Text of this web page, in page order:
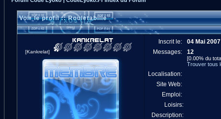
Voir le profil :: Rouletabille
[Kankrelat]
Inscrit le:
04 Mai 2007
Messages:
12
[0.00% du
Trouver tous
Localisation:
Site Web:
Emploi:
Loisirs:
Description: